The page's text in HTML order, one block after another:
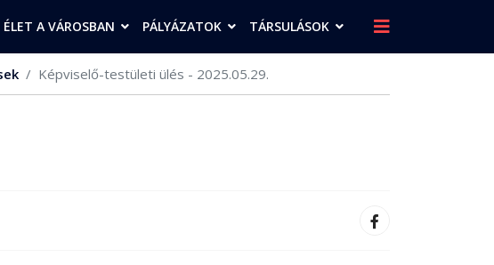
ÉLET A VÁROSBAN PÁLYÁZATOK TÁRSULÁSOK
Képviselő-testületi ülés - 2025.05.29.